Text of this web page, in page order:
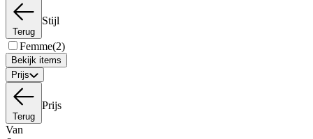
Terug
Stijl
Femme(2)
Bekijk items
Prijs
Terug
Prijs
Van